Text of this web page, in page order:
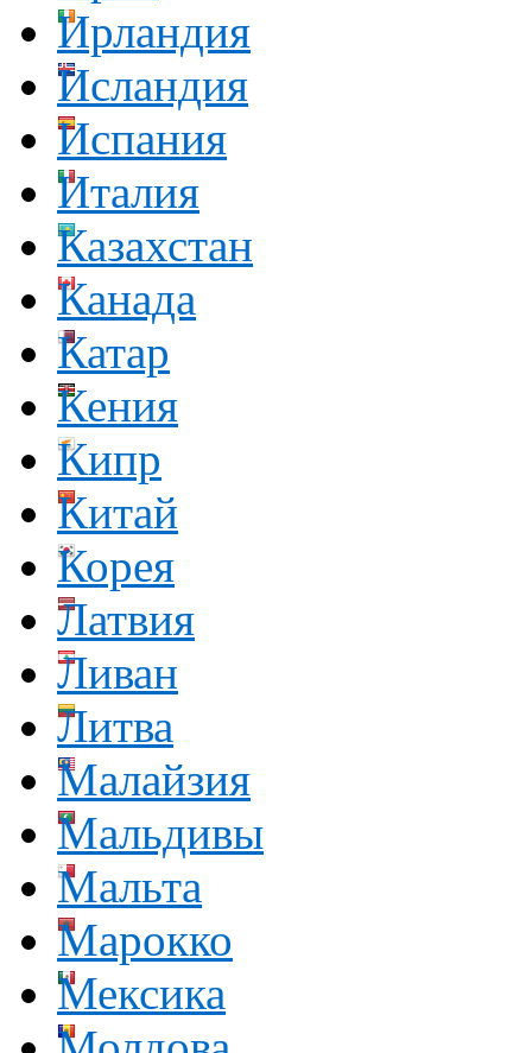
Ирландия
Исландия
Испания
Италия
Казахстан
Канада
Катар
Кения
Кипр
Китай
Корея
Латвия
Ливан
Литва
Малайзия
Мальдивы
Мальта
Марокко
Мексика